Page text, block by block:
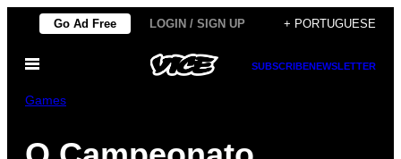
Skip
content
Go Ad Free LOGIN / SIGN UP + PORTUGUESE
Open
SUBSCRIBENEWSLETTER
Games